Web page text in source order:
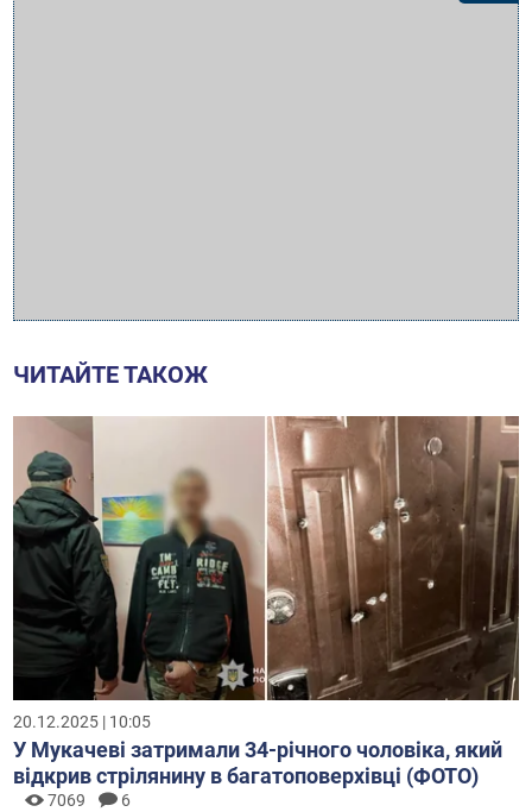
ЧИТАЙТЕ ТАКОЖ
20.12.2025 | 10:05
У Мукачеві затримали 34-річного чоловіка, який
відкрив стрілянину в багатоповерхівці (ФОТО)
7069 6